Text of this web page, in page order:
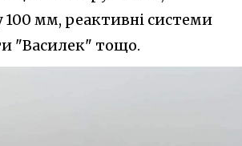
мм, реактивні системи
"Василек" тощо.